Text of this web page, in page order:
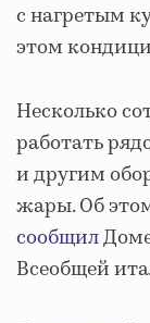
с нагретым
этом
Несколько
работать
и другим
жары. Об
сообщил
Всеобщей